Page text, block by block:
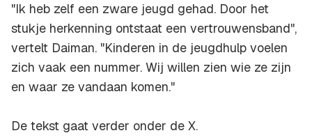
"Ik heb zelf een zware jeugd gehad. Door het
stukje herkenning ontstaat een vertrouwensband",
vertelt Daiman. "Kinderen in de jeugdhulp voelen
zich vaak een nummer. Wij willen zien wie ze zijn
en waar ze vandaan komen."
De tekst gaat verder onder de X.